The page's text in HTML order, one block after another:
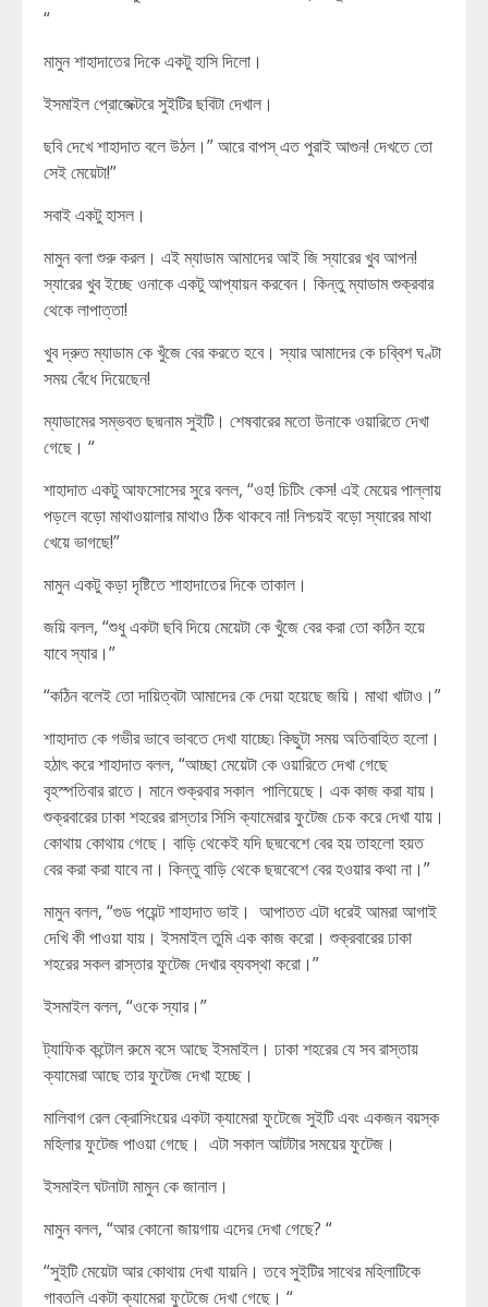
“
মামুন শাহাদাতের দিকে একটু হাসি দিলো।
ইসমাইল প্রোজেক্টরে সুইটির ছবিটা দেখাল।
ছবি দেখে শাহাদাত বলে উঠল।” আরে বাপস্ এত পুরাই আগুন! দেখতে তো
সেই মেয়েটা!”
সবাই একটু হাসল।
মামুন বলা শুরু করল। এই ম্যাডাম আমাদের আই জি স্যারের খুব আপন!
স্যারের খুব ইচ্ছে ওনাকে একটু আপ্যায়ন করবেন। কিন্তু ম্যাডাম শুক্রবার
থেকে লাপাত্তা!
খুব দ্রুত ম্যাডাম কে খুঁজে বের করতে হবে। স্যার আমাদের কে চব্বিশ ঘণ্টা
সময় বেঁধে দিয়েছেন!
ম্যাডামের সম্ভবত ছদ্মনাম সুইটি। শেষবারের মতো উনাকে ওয়ারিতে দেখা
গেছে। “
শাহাদাত একটু আফসোসের সুরে বলল, “ওহ! চিটিং কেস! এই মেয়ের পাল্লায়
পড়লে বড়ো মাথাওয়ালার মাথাও ঠিক থাকবে না! নিশ্চয়ই বড়ো স্যারের মাথা
খেয়ে ভাগছে!”
মামুন একটু কড়া দৃষ্টিতে শাহাদাতের দিকে তাকাল।
জয়ি বলল, “শুধু একটা ছবি দিয়ে মেয়েটা কে খুঁজে বের করা তো কঠিন হয়ে
যাবে স্যার।”
“কঠিন বলেই তো দায়িত্বটা আমাদের কে দেয়া হয়েছে জয়ি। মাথা খাটাও।”
শাহাদাত কে গভীর ভাবে ভাবতে দেখা যাচ্ছে৷ কিছুটা সময় অতিবাহিত হলো।
হঠাৎ করে শাহাদাত বলল, “আচ্ছা মেয়েটা কে ওয়ারিতে দেখা গেছে
বৃহস্পতিবার রাতে। মানে শুক্রবার সকাল পালিয়েছে। এক কাজ করা যায়।
শুক্রবারের ঢাকা শহরের রাস্তার সিসি ক্যামেরার ফুটেজ চেক করে দেখা যায়।
কোথায় কোথায় গেছে। বাড়ি থেকেই যদি ছদ্মবেশে বের হয় তাহলো হয়ত
বের করা করা যাবে না। কিন্তু বাড়ি থেকে ছদ্মবেশে বের হওয়ার কথা না।”
মামুন বলল, “গুড পয়েন্ট শাহাদাত ভাই। আপাতত এটা ধরেই আমরা আগাই
দেখি কী পাওয়া যায়। ইসমাইল তুমি এক কাজ করো। শুক্রবারের ঢাকা
শহরের সকল রাস্তার ফুটেজ দেখার ব্যবস্থা করো।”
ইসমাইল বলল, “ওকে স্যার।”
ট্যাফিক কন্টোল রুমে বসে আছে ইসমাইল। ঢাকা শহরের যে সব রাস্তায়
ক্যামেরা আছে তার ফুটেজ দেখা হচ্ছে।
মালিবাগ রেল ক্রোসিংয়ের একটা ক্যামেরা ফুটেজে সুইটি এবং একজন বয়স্ক
মহিলার ফুটেজ পাওয়া গেছে। এটা সকাল আটটার সময়ের ফুটেজ।
ইসমাইল ঘটনাটা মামুন কে জানাল।
মামুন বলল, “আর কোনো জায়গায় এদের দেখা গেছে? “
“সুইটি মেয়েটা আর কোথায় দেখা যায়নি। তবে সুইটির সাথের মহিলাটিকে
গাবতলি একটা ক্যামেরা ফুটেজে দেখা গেছে। “